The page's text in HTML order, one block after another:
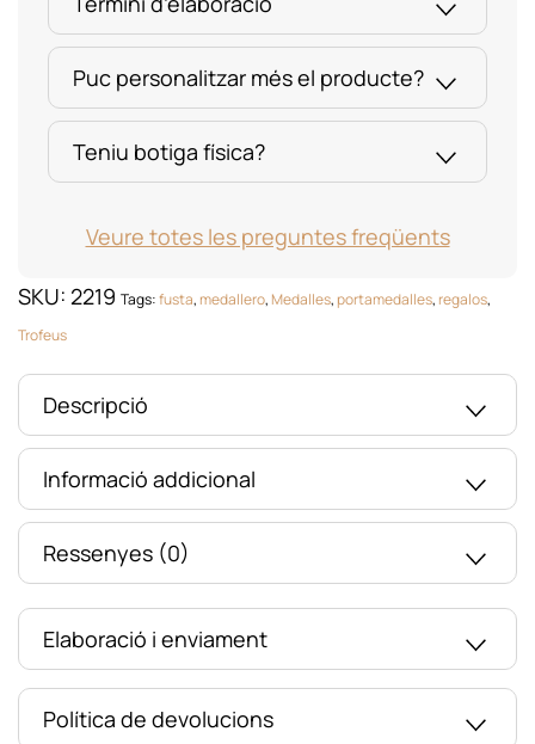
Puc personalitzar més el producte?
Teniu botiga física?
Veure totes les preguntes freqüents
SKU: 2219 Tags:fusta,medallero,Medalles,portamedalles,regalos,
Trofeus
Descripció
Informació addicional
Ressenyes (0)
Elaboració i enviament
Política de devolucions